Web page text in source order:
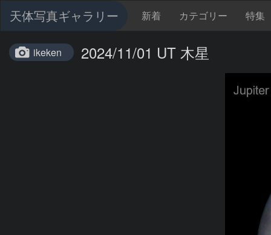
天体写真ギャラリー 新着 カテゴリー 特集
ikeken 2024/11/01 UT 木星